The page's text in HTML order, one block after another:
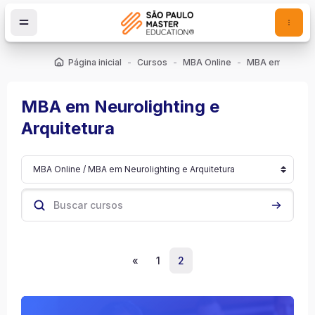
Página inicial Cursos MBA Online
MBA em Neurolighting e
Arquitetura
Categorias de Cursos
Buscar cursos Buscar
«
Página anterior
1 2
(current)
Imagem do curso Projeto Luminotécnico em Espaços de Ensino